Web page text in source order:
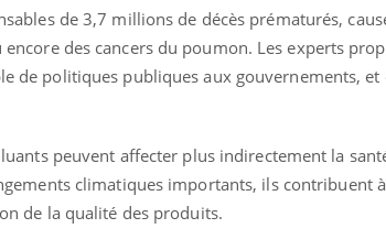
de 3,7 millions de décès prématurés,
des cancers du poumon. Les experts
de politiques publiques aux gouvernements,
peuvent affecter plus indirectement la
climatiques importants, ils contribuent
de la qualité des produits.
Youtube
irritabilité, brouillard mental ou
Les symptômes de la
osait en
En 2026,
reste